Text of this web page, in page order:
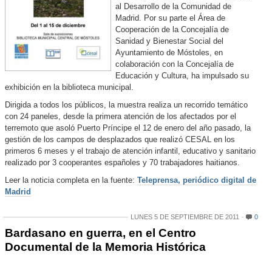
al Desarrollo de la Comunidad de
Madrid. Por su parte el Área de
Cooperación de la Concejalía de
Sanidad y Bienestar Social del
Ayuntamiento de Móstoles, en
colaboración con la Concejalía de
Educación y Cultura, ha impulsado su
exhibición en la biblioteca municipal.
Dirigida a todos los públicos, la muestra realiza un recorrido temático
con 24 paneles, desde la primera atención de los afectados por el
terremoto que asoló Puerto Príncipe el 12 de enero del año pasado, la
gestión de los campos de desplazados que realizó CESAL en los
primeros 6 meses y el trabajo de atención infantil, educativo y sanitario
realizado por 3 cooperantes españoles y 70 trabajadores haitianos.
Leer la noticia completa en la fuente: Teleprensa, periódico digital de
Madrid
LUNES 5 DE SEPTIEMBRE DE 2011 0
Bardasano en guerra, en el Centro
Documental de la Memoria Histórica